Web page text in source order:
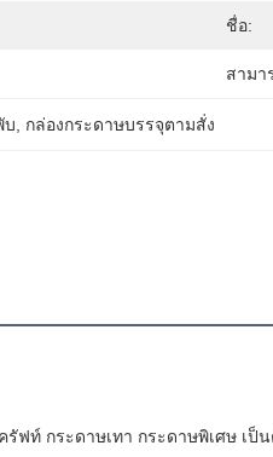
ชื่อ:
สามา
บ กล่องกระดาษบรรจุตามสั่ง
รัฟท์ กระดาษเทา กระดาษพิเศษ เป็